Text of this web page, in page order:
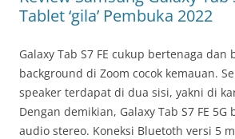
Tablet ‘gila’ Pembuka 2022
Galaxy Tab S7 FE cukup bertenaga dan
background di Zoom cocok kemauan.
speaker terdapat di dua sisi, yakni di
Dengan demikian, Galaxy Tab S7 FE
audio stereo. Koneksi Bluetoth versi 5